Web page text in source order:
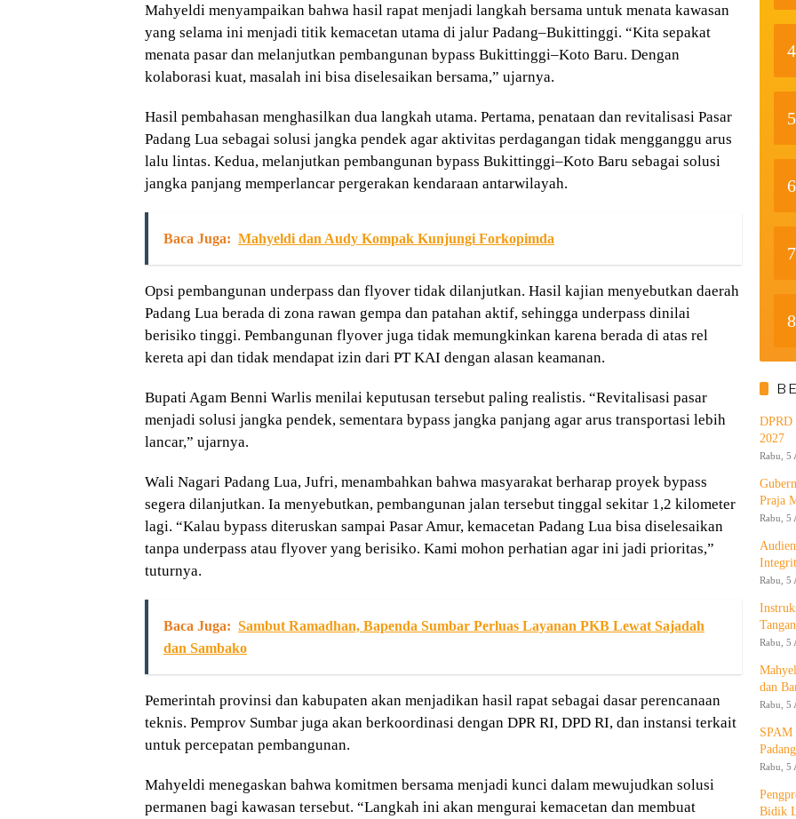
Mahyeldi menyampaikan bahwa hasil rapat menjadi langkah bersama untuk menata kawasan
yang selama ini menjadi titik kemacetan utama di jalur Padang–Bukittinggi. “Kita sepakat
menata pasar dan melanjutkan pembangunan bypass Bukittinggi–Koto Baru. Dengan
kolaborasi kuat, masalah ini bisa diselesaikan bersama,” ujarnya.
Hasil pembahasan menghasilkan dua langkah utama. Pertama, penataan dan revitalisasi Pasar
Padang Lua sebagai solusi jangka pendek agar aktivitas perdagangan tidak mengganggu arus
lalu lintas. Kedua, melanjutkan pembangunan bypass Bukittinggi–Koto Baru sebagai solusi
jangka panjang memperlancar pergerakan kendaraan antarwilayah.
Baca Juga: Mahyeldi dan Audy Kompak Kunjungi Forkopimda
Opsi pembangunan underpass dan flyover tidak dilanjutkan. Hasil kajian menyebutkan daerah
Padang Lua berada di zona rawan gempa dan patahan aktif, sehingga underpass dinilai
berisiko tinggi. Pembangunan flyover juga tidak memungkinkan karena berada di atas rel
kereta api dan tidak mendapat izin dari PT KAI dengan alasan keamanan.
Bupati Agam Benni Warlis menilai keputusan tersebut paling realistis. “Revitalisasi pasar
menjadi solusi jangka pendek, sementara bypass jangka panjang agar arus transportasi lebih
lancar,” ujarnya.
Wali Nagari Padang Lua, Jufri, menambahkan bahwa masyarakat berharap proyek bypass
segera dilanjutkan. Ia menyebutkan, pembangunan jalan tersebut tinggal sekitar 1,2 kilometer
lagi. “Kalau bypass diteruskan sampai Pasar Amur, kemacetan Padang Lua bisa diselesaikan
tanpa underpass atau flyover yang berisiko. Kami mohon perhatian agar ini jadi prioritas,”
tuturnya.
Baca Juga: Sambut Ramadhan, Bapenda Sumbar Perluas Layanan PKB Lewat Sajadah
dan Sambako
Pemerintah provinsi dan kabupaten akan menjadikan hasil rapat sebagai dasar perencanaan
teknis. Pemprov Sumbar juga akan berkoordinasi dengan DPR RI, DPD RI, dan instansi terkait
untuk percepatan pembangunan.
Mahyeldi menegaskan bahwa komitmen bersama menjadi kunci dalam mewujudkan solusi
permanen bagi kawasan tersebut. “Langkah ini akan mengurai kemacetan dan membuat
4
5
6
7
8
DPRD
2027
Rabu, 5
Praja
Rabu, 5
Rabu, 5
Rabu, 5
dan
Rabu, 5
Rabu, 5
Bidik